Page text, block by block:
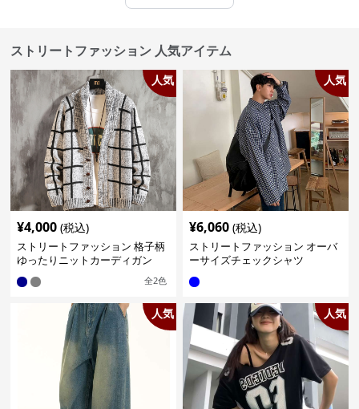
ストリートファッション 人気アイテム
人気
¥4,000 (税込)
ストリートファッション 格子柄
ゆったりニットカーディガン
全2色
人気
¥6,060 (税込)
ストリートファッション オーバ
ーサイズチェックシャツ
人気 人気